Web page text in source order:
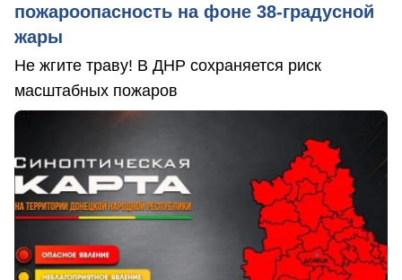
пожароопасность на фоне 38-градусной
жары
Не жгите траву! В ДНР сохраняется риск
масштабных пожаров